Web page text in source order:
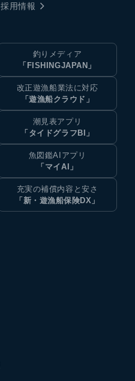
採用情報
釣りメディア
「FISHINGJAPAN」
改正遊漁船業法に対応
「遊漁船クラウド」
潮見表アプリ
「タイドグラフBI」
魚図鑑AIアプリ
「マイAI」
充実の補償内容と安さ
「新・遊漁船保険DX」